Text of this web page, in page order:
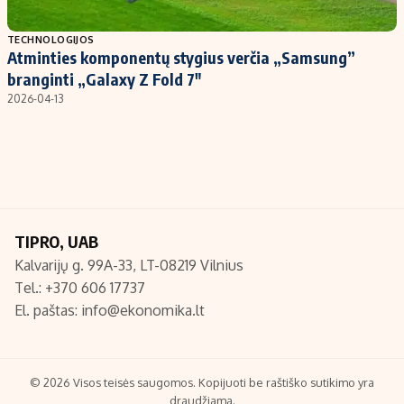
Populiarios temos
Investavimas
Akcijų rinka
Titulinis
Nedarbo išmokos skaičiuoklė
Redakcija
Turinio žymėjimo taisyklės
TECHNOLOGIJOS
Atminties komponentų stygius verčia „Samsung”
branginti „Galaxy Z Fold 7″
2026-04-13
TIPRO, UAB
Kalvarijų g. 99A-33, LT-08219 Vilnius
Tel.: +370 606 17737
El. paštas: info@ekonomika.lt
© 2026 Visos teisės saugomos. Kopijuoti be raštiško sutikimo yra
draudžiama.